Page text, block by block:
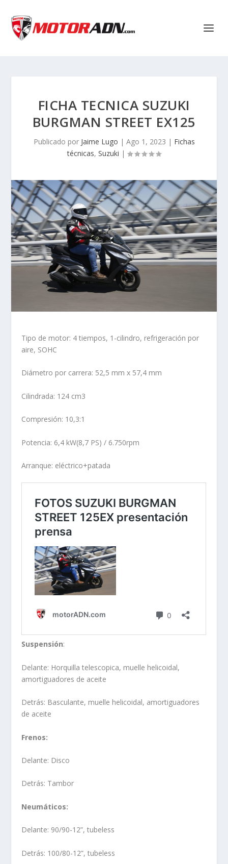
FICHA TECNICA SUZUKI
BURGMAN STREET EX125
Publicado por Jaime Lugo | Ago 1, 2023 | Fichas
técnicas, Suzuki |
Tipo de motor: 4 tiempos, 1-cilindro, refrigeración por
aire, SOHC
Diámetro por carrera: 52,5 mm x 57,4 mm
Cilindrada: 124 cm3
Compresión: 10,3:1
Potencia: 6,4 kW(8,7 PS) / 6.750rpm
Arranque: eléctrico+patada
Suspensión:
Delante: Horquilla telescopica, muelle helicoidal,
amortiguadores de aceite
Detrás: Basculante, muelle helicoidal, amortiguadores
de aceite
Frenos:
Delante: Disco
Detrás: Tambor
Neumáticos:
Delante: 90/90-12”, tubeless
Detrás: 100/80-12”, tubeless